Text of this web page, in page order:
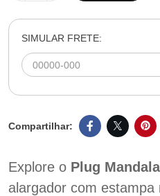
SIMULAR FRETE:
Explore o Plug
alargador com estampa